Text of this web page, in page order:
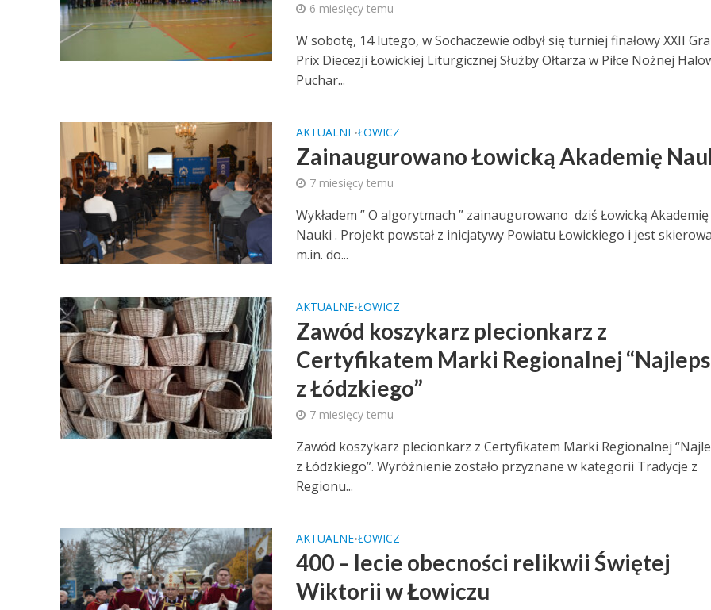
6 miesięcy temu
W sobotę, 14 lutego, w Sochaczewie odbył się turniej finałowy XXII
Prix Diecezji Łowickiej Liturgicznej Służby Ołtarza w Piłce Nożnej
Puchar...
AKTUALNE•ŁOWICZ
Zainaugurowano Łowicką Akademię
7 miesięcy temu
Wykładem ” O algorytmach ” zainaugurowano dziś Łowicką Akademię
Nauki . Projekt powstał z inicjatywy Powiatu Łowickiego i jest
m.in. do...
AKTUALNE•ŁOWICZ
Zawód koszykarz plecionkarz z
Certyfikatem Marki Regionalnej
z Łódzkiego”
7 miesięcy temu
Zawód koszykarz plecionkarz z Certyfikatem Marki Regionalnej
z Łódzkiego”. Wyróżnienie zostało przyznane w kategorii Tradycje z
Regionu...
AKTUALNE•ŁOWICZ
400 – lecie obecności relikwii Świętej
Wiktorii w Łowiczu